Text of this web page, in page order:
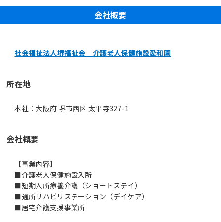
会社概要
社会福祉法人堺福祉会 介護老人保健施設愛和園
所在地
本社：大阪府 堺市西区 太平寺327-1
会社概要
【事業内容】
■介護老人保健施設入所
■短期入所療養介護（ショートステイ）
■通所リハビリステーション（デイケア）
■居宅介護支援事業所